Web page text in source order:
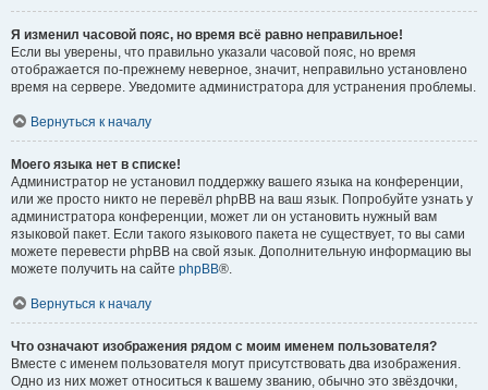
Я изменил часовой пояс, но время всё равно неправильное!
Если вы уверены, что правильно указали часовой пояс, но время
отображается по-прежнему неверное, значит, неправильно установлено
время на сервере. Уведомите администратора для устранения проблемы.
Вернуться к началу
Моего языка нет в списке!
Администратор не установил поддержку вашего языка на конференции,
или же просто никто не перевёл phpBB на ваш язык. Попробуйте узнать у
администратора конференции, может ли он установить нужный вам
языковой пакет. Если такого языкового пакета не существует, то вы сами
можете перевести phpBB на свой язык. Дополнительную информацию вы
можете получить на сайте phpBB®.
Вернуться к началу
Что означают изображения рядом с моим именем пользователя?
Вместе с именем пользователя могут присутствовать два изображения.
Одно из них может относиться к вашему званию, обычно это звёздочки,